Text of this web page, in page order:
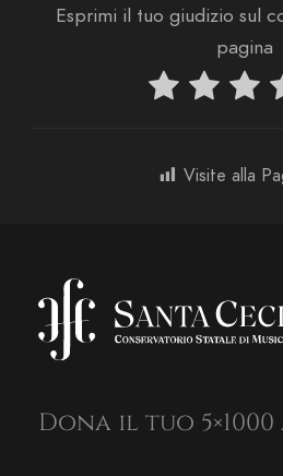
Esprimi il tuo giudizio sul
pagina
Visite alla
Dona il tuo